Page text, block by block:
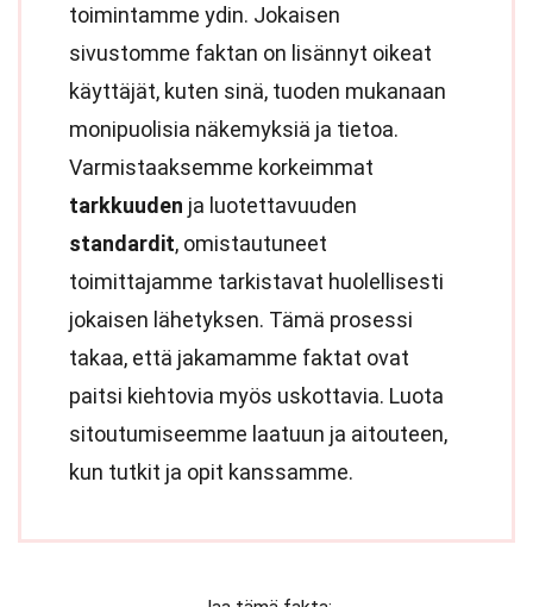
toimintamme ydin. Jokaisen
sivustomme faktan on lisännyt oikeat
käyttäjät, kuten sinä, tuoden mukanaan
monipuolisia näkemyksiä ja tietoa.
Varmistaaksemme korkeimmat
tarkkuuden ja luotettavuuden
standardit, omistautuneet
toimittajamme tarkistavat huolellisesti
jokaisen lähetyksen. Tämä prosessi
takaa, että jakamamme faktat ovat
paitsi kiehtovia myös uskottavia. Luota
sitoutumiseemme laatuun ja aitouteen,
kun tutkit ja opit kanssamme.